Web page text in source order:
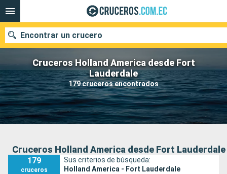
Cruceros Holland America desde Fort
Lauderdale
179 cruceros encontrados
Encontrar un crucero
Nuestros destinos
Fecha de salida
Buscar
Cruceros Holland America desde Fort Lauderdale
179
cruceros
Sus criterios de búsqueda:
Holland America - Fort Lauderdale